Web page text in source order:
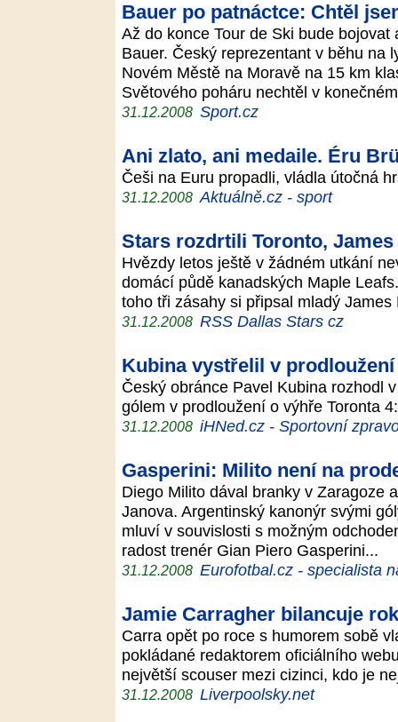
Bauer po patnáctce: Chtěl
Až do konce Tour de Ski bude
Bauer. Český reprezentant v běhu na
Novém Městě na Moravě na 15 km
Světového poháru nechtěl v
31.12.2008 Sport.cz
Ani zlato, ani medaile. Éru
Češi na Euru propadli, vládla útočná
31.12.2008 Aktuálně.cz - sport
Stars rozdrtili Toronto,
Hvězdy letos ještě v žádném utkání
domácí půdě kanadských Maple
toho tři zásahy si připsal mladý
31.12.2008 RSS Dallas Stars cz
Kubina vystřelil v
Český obránce Pavel Kubina rozhodl
gólem v prodloužení o výhře Toronta
31.12.2008 iHNed.cz - Sportovní
Gasperini: Milito není na
Diego Milito dával branky v Zaragoze
Janova. Argentinský kanonýr svými
mluví v souvislosti s možným
radost trenér Gian Piero Gasperini...
31.12.2008 Eurofotbal.cz - specialista
Jamie Carragher bilancuje
Carra opět po roce s humorem sobě
pokládané redaktorem oficiálního
největší scouser mezi cizinci, kdo je
31.12.2008 Liverpoolsky.net